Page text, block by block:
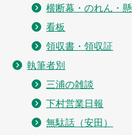
横断幕・のれん・
看板
領収書・領収証
執筆者別
三浦の雑談
下村営業日報
無駄話（安田）